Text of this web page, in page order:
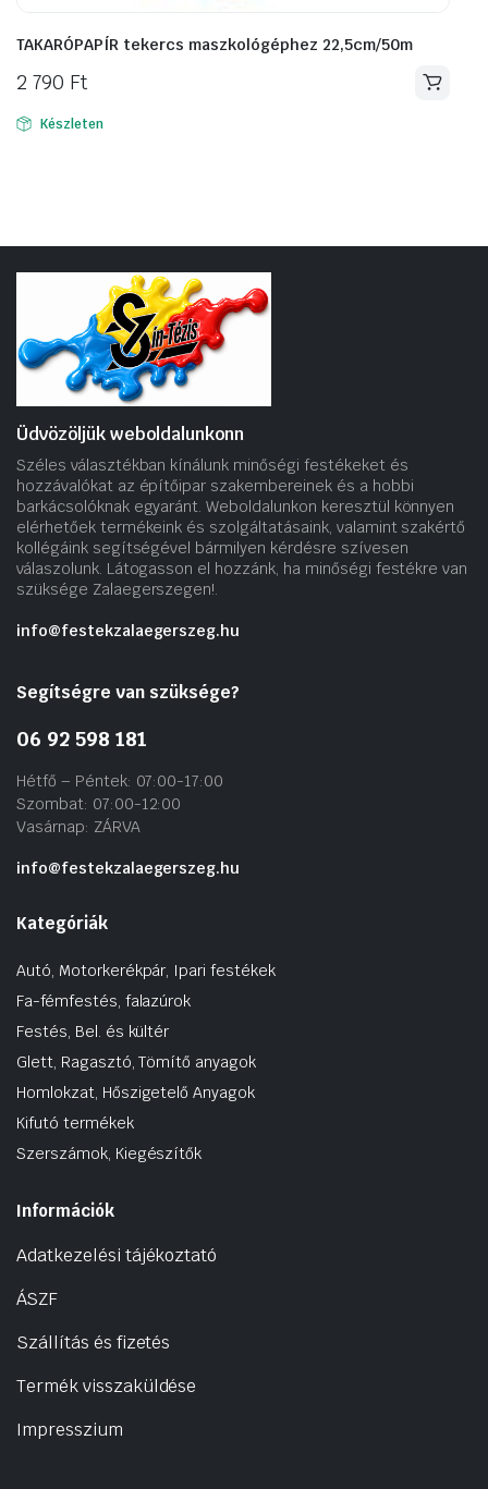
TAKARÓPAPÍR tekercs maszkológéphez 22,5cm/50m
2 790 Ft
Készleten
Üdvözöljük weboldalunkonn
Széles választékban kínálunk minőségi festékeket és
hozzávalókat az építőipar szakembereinek és a hobbi
barkácsolóknak egyaránt. Weboldalunkon keresztül könnyen
elérhetőek termékeink és szolgáltatásaink, valamint szakértő
kollégáink segítségével bármilyen kérdésre szívesen
válaszolunk. Látogasson el hozzánk, ha minőségi festékre van
szüksége Zalaegerszegen!.
info@festekzalaegerszeg.hu
Segítségre van szüksége?
06 92 598 181
Hétfő – Péntek: 07:00-17:00
Szombat: 07:00-12:00
Vasárnap: ZÁRVA
info@festekzalaegerszeg.hu
Kategóriák
Autó, Motorkerékpár, Ipari festékek
Fa-fémfestés, falazúrok
Festés, Bel. és kültér
Glett, Ragasztó, Tömítő anyagok
Homlokzat, Hőszigetelő Anyagok
Kifutó termékek
Szerszámok, Kiegészítők
Információk
Adatkezelési tájékoztató
ÁSZF
Szállítás és fizetés
Termék visszaküldése
Impresszium